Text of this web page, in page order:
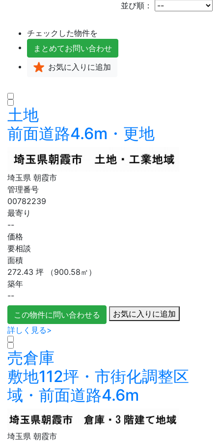
並び順：
チェックした物件を
まとめてお問い合わせ
お気に入り に追加
土地
前面道路4.6m・更地
埼玉県 朝霞市
管理番号
00782239
最寄り
--
価格
要相談
面積
272.43 坪 （900.58㎡）
築年
--
この物件に問い合わせる
お気に入りに追加
詳しく見る>
売倉庫
敷地112坪・市街化調整区
域・前面道路4.6m
埼玉県 朝霞市